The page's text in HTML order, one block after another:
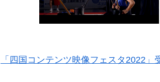
「四国コンテンツ映像フェスタ2022」